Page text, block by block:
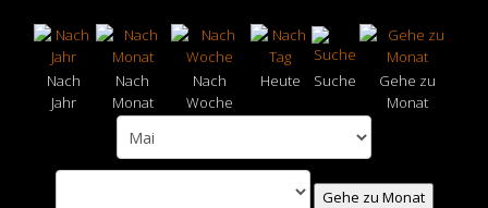
Nach
Jahr
Nach
Monat
Nach
Woche
Heute Suche
Gehe zu
Monat
Gehe zu Monat